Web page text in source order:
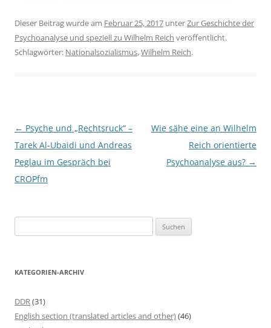
Dieser Beitrag wurde am Februar 25, 2017 unterZur Geschichte der
Psychoanalyse und speziell zu Wilhelm Reich veröffentlicht.
Schlagwörter: Nationalsozialismus,Wilhelm Reich.
Beitragsnavigation
← Psyche und „Rechtsruck“ –
Tarek Al-Ubaidi und Andreas
Peglau im Gespräch bei
CROPfm
Wie sähe eine an Wilhelm
Reich orientierte
Psychoanalyse aus? →
u
h
n
n
KATEGORIEN-ARCHIV
DDR(31)
English section (translated articles and other)(46)